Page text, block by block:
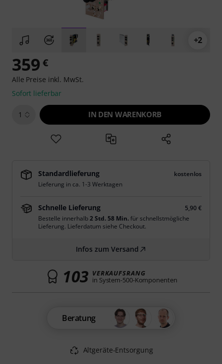
+2
359 €
Alle Preise inkl. MwSt.
Sofort lieferbar
1 IN DEN WARENKORB
Standardlieferung
kostenlos
Lieferung in ca. 1-3 Werktagen
Schnelle Lieferung
5,90 €
Bestelle innerhalb2 Std. 58 Min.für schnellstmögliche
Lieferung. Lieferdatum siehe Checkout.
Infos zum Versand
103 VERKAUFSRANG
in System-500-Komponenten
Beratung
Altgeräte-Entsorgung